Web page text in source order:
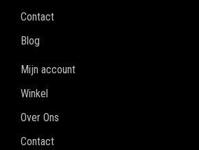
Contact
Blog
Mijn account
Winkel
Over Ons
Contact